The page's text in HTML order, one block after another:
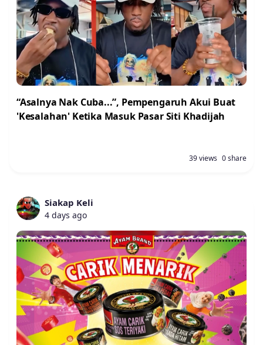
“Asalnya Nak Cuba...”, Pempengaruh Akui Buat
'Kesalahan' Ketika Masuk Pasar Siti Khadijah
0 share
39 views
Siakap Keli
4 days ago